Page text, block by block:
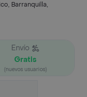
Barranquilla,
Envío
Gratis
(nuevos usuarios)